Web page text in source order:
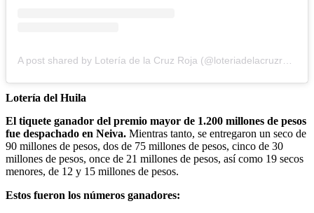
Lotería del Huila
El tiquete ganador del premio mayor de 1.200 millones de pesos
fue despachado en Neiva. Mientras tanto, se entregaron un seco de
90 millones de pesos, dos de 75 millones de pesos, cinco de 30
millones de pesos, once de 21 millones de pesos, así como 19 secos
menores, de 12 y 15 millones de pesos.
Estos fueron los números ganadores: